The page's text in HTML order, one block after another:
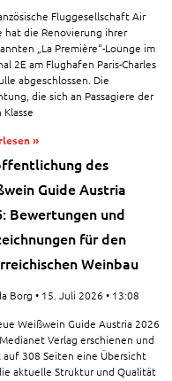
Fluggesellschaft Air
hat die Renovierung ihrer
„La Première“-Lounge im
2E am Flughafen Paris-Charles
abgeschlossen. Die
die sich an Passagiere der
»
des
Guide Austria
Bewertungen und
für den
Weinbau
Borg 15. Juli 2026 13:08
Weißwein Guide Austria 2026
Verlag erschienen und
308 Seiten eine Übersicht
aktuelle Struktur und Qualität